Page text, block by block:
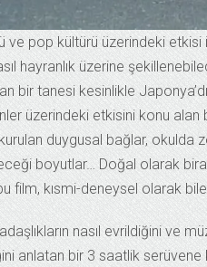
ve pop kültürü üzerindeki
hayranlık üzerine
bir tanesi kesinlikle
üzerindeki etkisini konu
duygusal bağlar, okulda
boyutlar… Doğal olarak
kısmi-deneysel olarak bile
nasıl evrildiğini ve
anlatan bir 3 saatlik